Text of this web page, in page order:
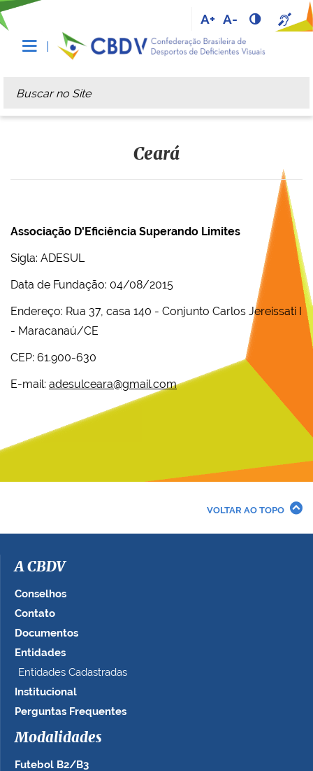
A+ A-
Busca
Busca Avançada…
Ceará
Associação D'Eficiência Superando Limites
Sigla: ADESUL
Data de Fundação: 04/08/2015
Endereço: Rua 37, casa 140 - Conjunto Carlos Jereissati I
- Maracanaú/CE
CEP: 61.900-630
E-mail: adesulceara@gmail.com
VOLTAR AO TOPO
A CBDV
Conselhos
Contato
Documentos
Entidades
Entidades Cadastradas
Institucional
Perguntas Frequentes
Modalidades
Futebol B2/B3